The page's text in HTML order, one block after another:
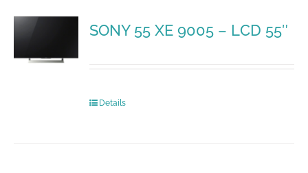
SONY 55 XE 9005 – LCD 55″
Details